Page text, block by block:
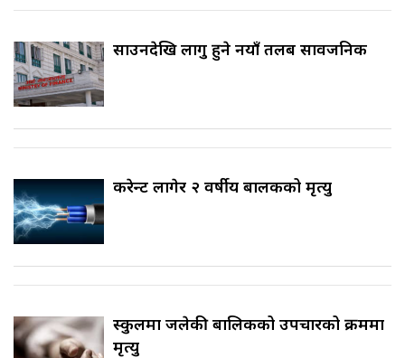
साउनदेखि लागु हुने नयाँ तलब सार्वजनिक
करेन्ट लागेर २ वर्षीय बालकको मृत्यु
स्कुलमा जलेकी बालिकको उपचारको क्रममा
मृत्यु